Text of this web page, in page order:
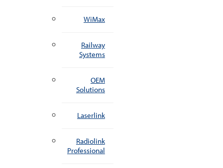
WiMax
Railway
Systems
OEM
Solutions
Laserlink
Radiolink
Professional